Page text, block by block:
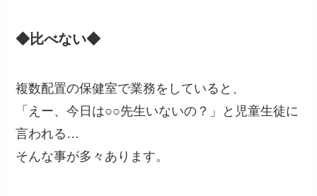
◆比べない◆
複数配置の保健室で業務をしていると、
「えー、今日は○○先生いないの？」と児童生徒に
言われる…
そんな事が多々あります。